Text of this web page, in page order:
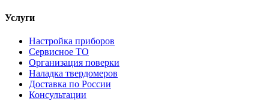
Услуги
Настройка приборов
Сервисное ТО
Организация поверки
Наладка твердомеров
Доставка по России
Консультации